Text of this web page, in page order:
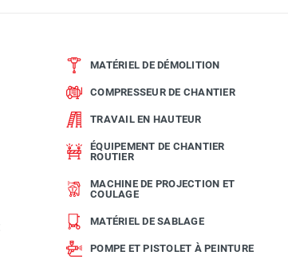
MATÉRIEL DE DÉMOLITION
COMPRESSEUR DE CHANTIER
TRAVAIL EN HAUTEUR
ÉQUIPEMENT DE CHANTIER
ROUTIER
MACHINE DE PROJECTION ET
COULAGE
MATÉRIEL DE SABLAGE
POMPE ET PISTOLET À PEINTURE